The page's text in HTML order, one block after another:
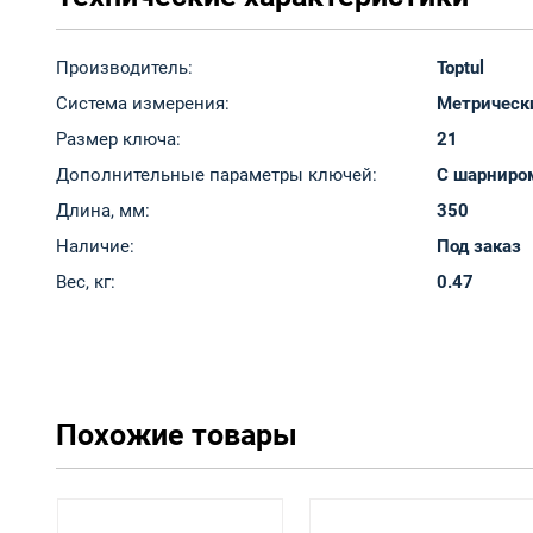
Производитель:
Toptul
Система измерения:
Размер ключа:
21
Дополнительные параметры ключей:
С
Длина, мм:
350
Наличие:
Под заказ
Вес, кг:
0.47
Похожие товары